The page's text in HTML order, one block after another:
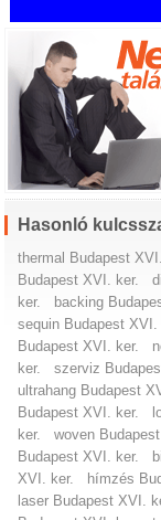
Hasonló
thermal Budapest
Budapest XVI. ker.
ker.
backing
sequin Budapest XVI.
Budapest XVI. ker.
ker.
szerviz
ultrahang Budapest
Budapest XVI. ker.
ker.
woven
Budapest XVI. ker.
XVI. ker.
hímzés
laser Budapest XVI.